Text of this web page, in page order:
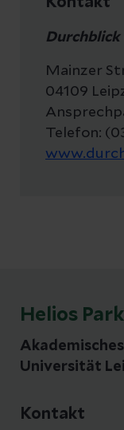
Durchblick
Mainzer
04109
Telefon:
Helios
Universität
Kontakt